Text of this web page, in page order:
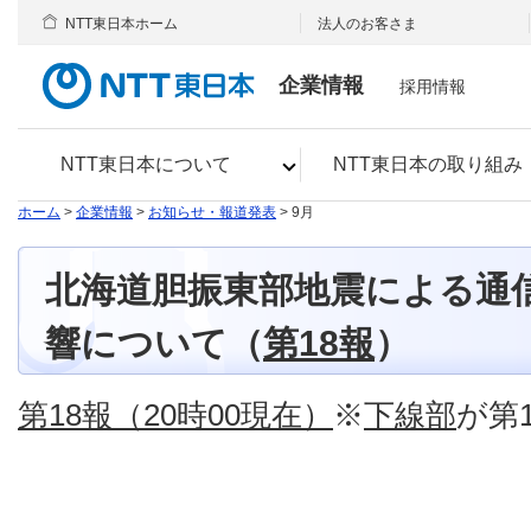
企業情報
NTT東日本について NTT東日本の取り組み
NTT東日本ホーム 法人のお客さま
採用情報
ホーム > 企業情報 > お知らせ・報道発表 > 9月
北海道胆振東部地震による通
響について（第18報）
第18報（20時00現在） ※下線部が第